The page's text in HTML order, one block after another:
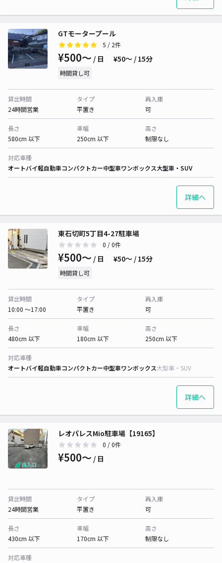
GTモータープール
5 / 2件
¥500〜 / 日 ¥50〜 / 15分
時間貸し可
貸出時間
24時間営業
タイプ
平置き
再入庫
可
長さ
580cm 以下
車幅
250cm 以下
高さ
制限なし
対応車種
オートバイ軽自動車コンパクトカー中型車ワンボックス大型車・SUV
詳細へ
東石切町5丁目4-27駐車場
0 / 0件
¥500〜 / 日 ¥50〜 / 15分
時間貸し可
貸出時間
10:00 〜17:00
タイプ
平置き
再入庫
可
長さ
480cm 以下
車幅
180cm 以下
高さ
250cm 以下
対応車種
オートバイ軽自動車コンパクトカー中型車ワンボックス大型車・SUV
詳細へ
レオパレスMio駐車場【19165】
0 / 0件
¥500〜 / 日
貸出時間
24時間営業
タイプ
平置き
再入庫
可
長さ
430cm 以下
車幅
170cm 以下
高さ
制限なし
対応車種